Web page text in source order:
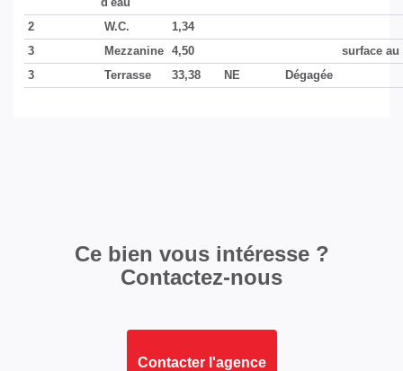
2 W.C.
1,34
3
Mezzanine 4,50
surface
3
Terrasse 33,38 NE Dégagée
Ce bien vous intéresse ?
Contactez-nous
Contacter l'agence